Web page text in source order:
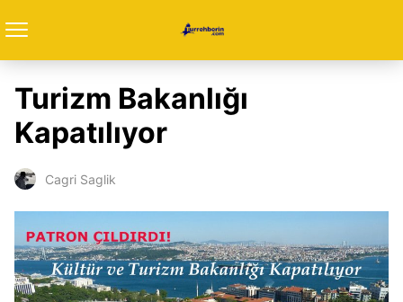
Turizm Bakanlığı
Kapatılıyor
Cagri Saglik